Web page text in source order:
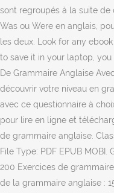
sont regroupés à la suite de
Was ou Were en anglais,
les deux. Look for any
to save it in your laptop,
De Grammaire Anglaise
découvrir votre niveau en
avec ce questionnaire à
pour lire en ligne et
de grammaire anglaise.
File Type: PDF EPUB MOBI.
200 Exercices de
de la grammaire anglaise :